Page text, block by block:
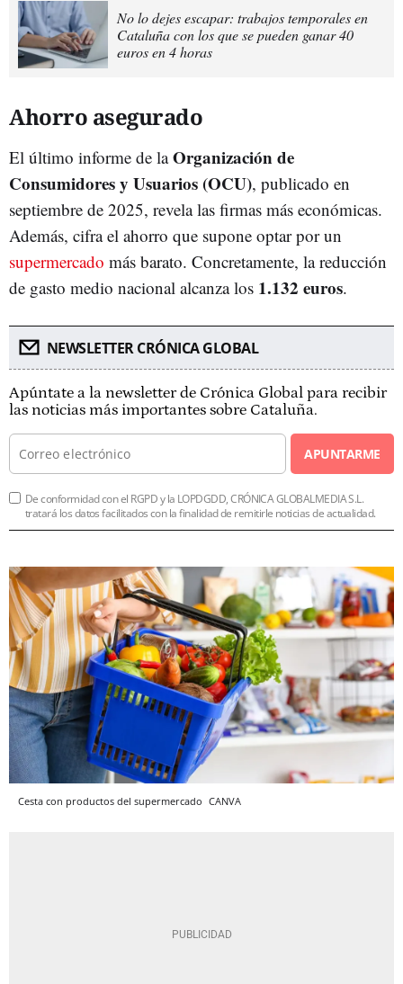
No lo dejes escapar: trabajos temporales en
Cataluña con los que se pueden ganar 40
euros en 4 horas
Ahorro asegurado
El último informe de laOrganización de
Consumidores y Usuarios (OCU), publicado en
septiembre de 2025, revela las firmas más económicas.
Además, cifra el ahorro que supone optar por un
supermercado más barato. Concretamente, la reducción
de gasto medio nacional alcanza los 1.132 euros.
NEWSLETTER CRÓNICA GLOBAL
Apúntate a la newsletter de Crónica Global para recibir
las noticias más importantes sobre Cataluña.
APUNTARME
De conformidad con el RGPD y la LOPDGDD, CRÓNICA GLOBALMEDIA S.L.
tratará los datos facilitados con la finalidad de remitirle noticias de actualidad.
Cesta con productos del supermercado CANVA